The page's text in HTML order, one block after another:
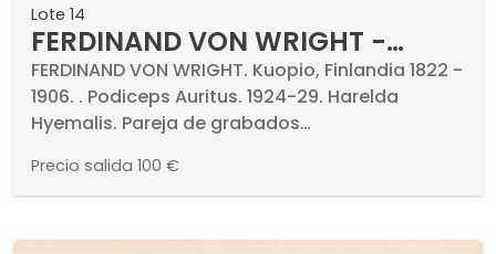
Lote 14
FERDINAND VON WRIGHT -
Podiceps Auritus. 1924-29
FERDINAND VON WRIGHT. Kuopio, Finlandia 1822 -
1906. . Podiceps Auritus. 1924-29. Harelda
Hyemalis. Pareja de grabados
Medidas 348 x 267 mm cada uno. Con
paspartús y certificados al dorso. . Proceden de
Precio salida 100 €